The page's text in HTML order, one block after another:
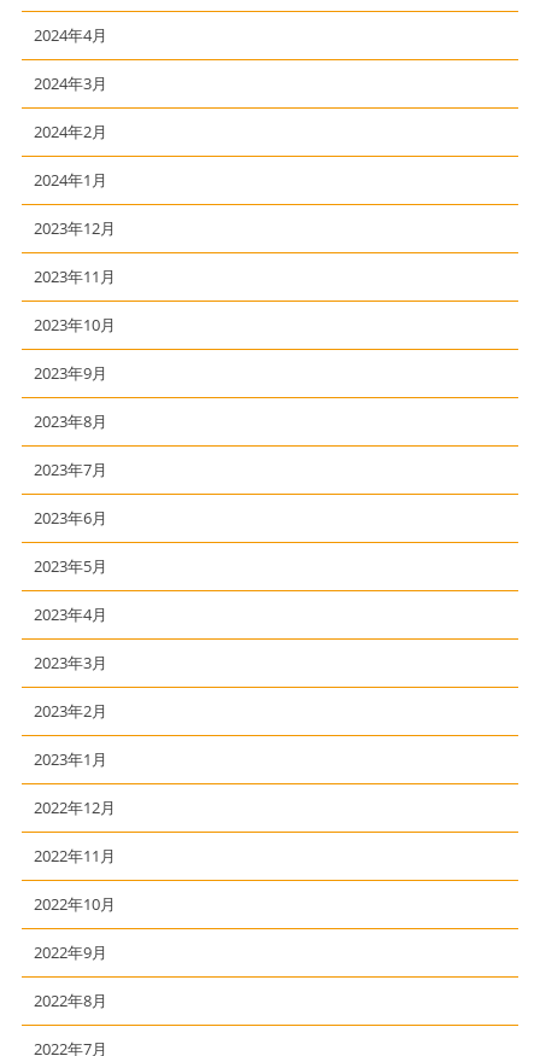
2024年4月
2024年3月
2024年2月
2024年1月
2023年12月
2023年11月
2023年10月
2023年9月
2023年8月
2023年7月
2023年6月
2023年5月
2023年4月
2023年3月
2023年2月
2023年1月
2022年12月
2022年11月
2022年10月
2022年9月
2022年8月
2022年7月